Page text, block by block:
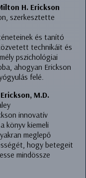
H. Erickson
szerkesztette
és tanító
technikáit és
pszichológiai
ahogyan Erickson
felé.
M.D.
innovatív
könyv kiemeli
meglepő
hogy betegeit
mindössze